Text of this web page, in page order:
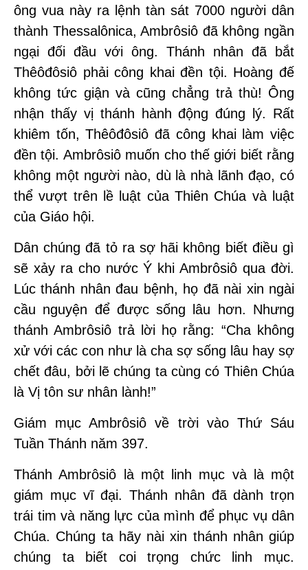
ông vua này ra lệnh tàn sát 7000 người dân
thành Thessalônica, Ambrôsiô đã không ngần
ngại đối đầu với ông. Thánh nhân đã bắt
Thêôđôsiô phải công khai đền tội. Hoàng đế
không tức giận và cũng chẳng trả thù! Ông
nhận thấy vị thánh hành động đúng lý. Rất
khiêm tốn, Thêôđôsiô đã công khai làm việc
đền tội. Ambrôsiô muốn cho thế giới biết rằng
không một người nào, dù là nhà lãnh đạo, có
thể vượt trên lề luật của Thiên Chúa và luật
của Giáo hội.
Dân chúng đã tỏ ra sợ hãi không biết điều gì
sẽ xảy ra cho nước Ý khi Ambrôsiô qua đời.
Lúc thánh nhân đau bệnh, họ đã nài xin ngài
cầu nguyện để được sống lâu hơn. Nhưng
thánh Ambrôsiô trả lời họ rằng: “Cha không
xử với các con như là cha sợ sống lâu hay sợ
chết đâu, bởi lẽ chúng ta cùng có Thiên Chúa
là Vị tôn sư nhân lành!”
Giám mục Ambrôsiô về trời vào Thứ Sáu
Tuần Thánh năm 397.
Thánh Ambrôsiô là một linh mục và là một
giám mục vĩ đại. Thánh nhân đã dành trọn
trái tim và năng lực của mình để phục vụ dân
Chúa. Chúng ta hãy nài xin thánh nhân giúp
chúng ta biết coi trọng chức linh mục.